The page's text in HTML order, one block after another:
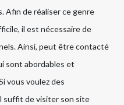
Afin de réaliser ce genre
il est nécessaire de
Ainsi, peut être contacté
sont abordables et
vous voulez des
suffit de visiter son site